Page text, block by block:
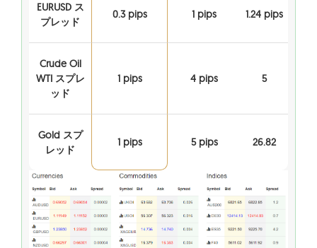
EURUSD ス
プレッド
0.3 pips 1 pips 1.24 pips
Crude Oil
WTI スプレ
ッド
1 pips 4 pips 5
Gold スプ
レッド
1 pips 5 pips 26.82